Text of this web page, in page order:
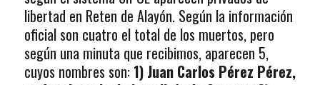
libertad en Reten de Alayón. Según la información
oficial son cuatro el total de los muertos, pero
según una minuta que recibimos, aparecen 5,
cuyos nombres son: 1) Juan Carlos Pérez Pérez,